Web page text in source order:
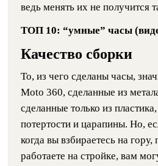
ведь менять их не получится
ТОП 10: “умные” часы
Качество сборки
То, из чего сделаны часы,
Moto 360, сделанные из
сделанные только из
потертости и царапины. Но,
когда вы взбираетесь на
работаете на стройке, вам